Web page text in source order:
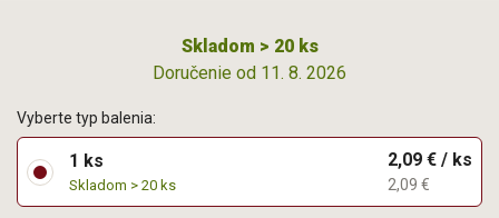
Skladom > 20 ks
Doručenie od 11. 8. 2026
Vyberte typ balenia:
1 ks
Skladom > 20 ks
2,09 € / ks
2,09 €